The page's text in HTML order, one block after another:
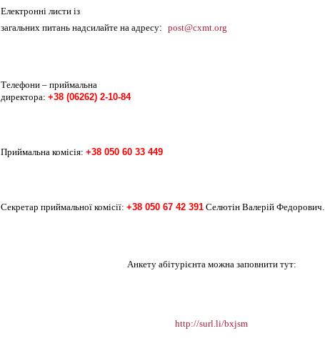
Електронні листи із
загальних питань надсилайте на адресу: post@cxmt.org
Телефони – приймальна
директора: +38 (06262) 2-10-84
Приймальна комісія: +38 050 60 33 449
Секретар приймальної комісії: +38 050 67 42 391 Селютін Валерій Федорович.
Анкету абітурієнта можна заповнити тут:
http://surl.li/bxjsm